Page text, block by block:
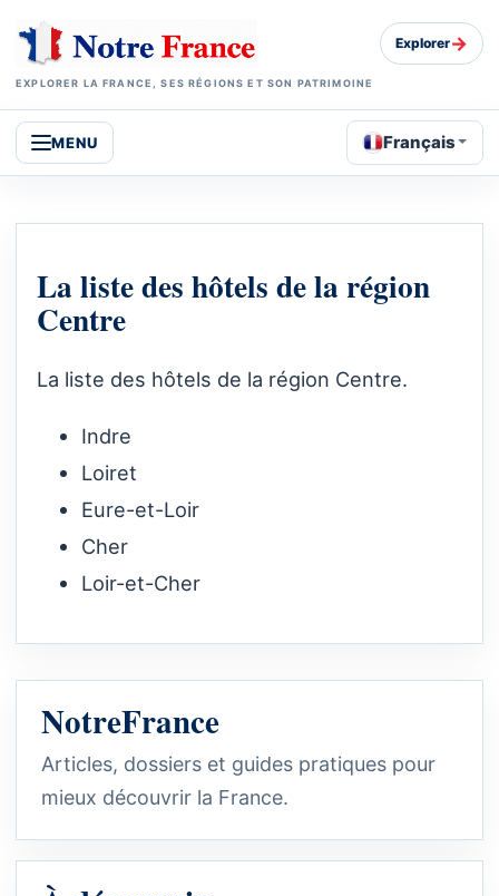
EXPLORER LA FRANCE, SES RÉGIONS ET SON PATRIMOINE
Explorer→
MENU Français
La liste des hôtels de la région
Centre
La liste des hôtels de la région Centre.
Indre
Loiret
Eure-et-Loir
Cher
Loir-et-Cher
NotreFrance
Articles, dossiers et guides pratiques pour
mieux découvrir la France.